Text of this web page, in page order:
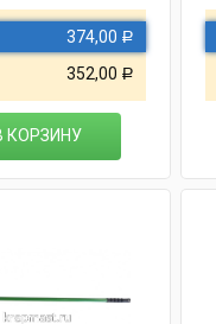
374,00 Р
352,00 Р
КОРЗИНУ